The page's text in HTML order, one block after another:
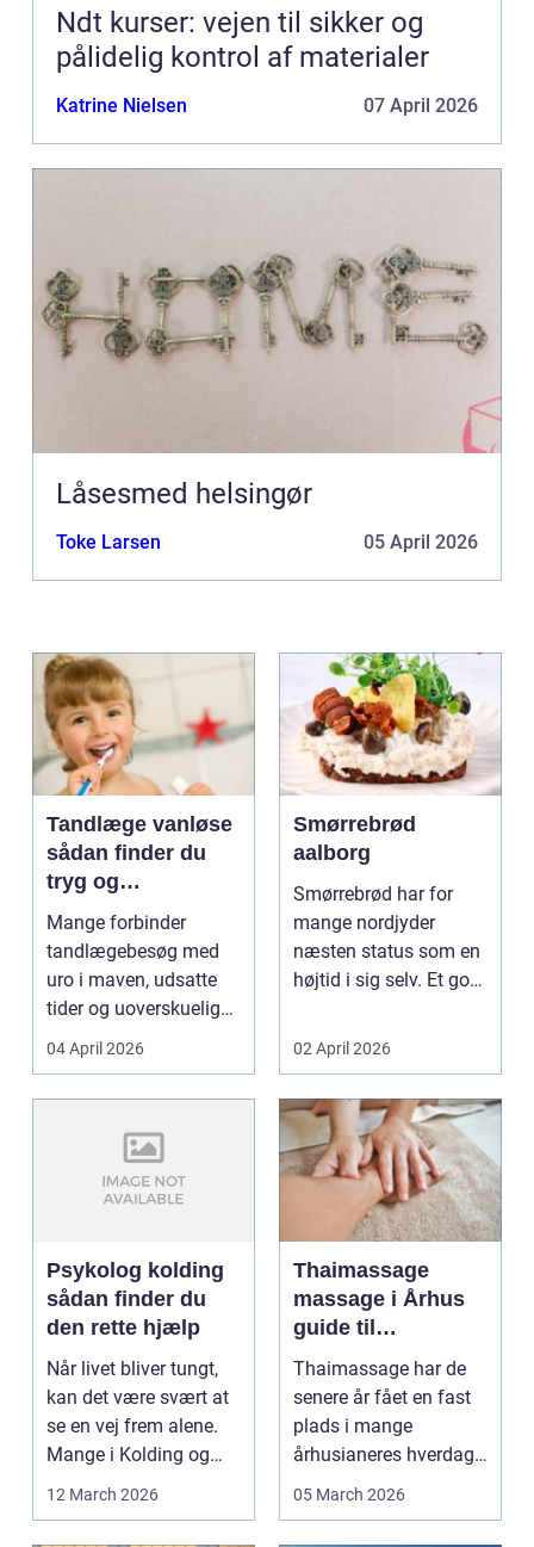
Ndt kurser: vejen til sikker og
pålidelig kontrol af materialer
Katrine Nielsen 07 April 2026
Låsesmed helsingør
Toke Larsen 05 April 2026
Tandlæge vanløse
sådan finder du
tryg og
professionel
tandpleje
Mange forbinder
tandlægebesøg med
uro i maven, udsatte
tider og uoverskuelige
priser. Samtidig ved
04 April 2026
Smørrebrød
aalborg
Smørrebrød har for
mange nordjyder
næsten status som en
højtid i sig selv. Et godt
02 April 2026
Psykolog kolding
sådan finder du
den rette hjælp
Når livet bliver tungt,
kan det være svært at
se en vej frem alene.
Mange i Kolding og
omegn søger p...
12 March 2026
Thaimassage
massage i Århus
guide til
afslapning,
smidighed og
bedre velvære
Thaimassage har de
senere år fået en fast
plads i mange
århusianeres hverdag.
Flere bruger den både
05 March 2026